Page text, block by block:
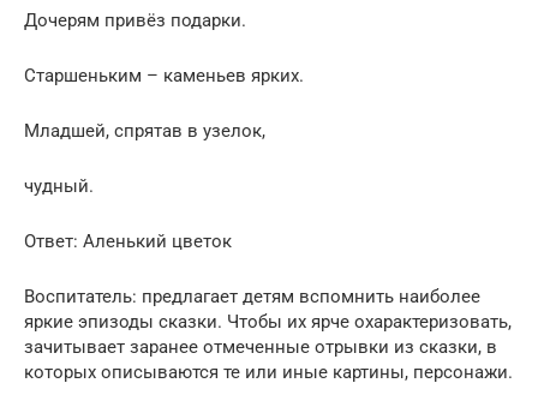
Дочерям привёз подарки.
Старшеньким – каменьев ярких.
Младшей, спрятав в узелок,
чудный.
Ответ: Аленький цветок
Воспитатель: предлагает детям вспомнить наиболее
яркие эпизоды сказки. Чтобы их ярче охарактеризовать,
зачитывает заранее отмеченные отрывки из сказки, в
которых описываются те или иные картины, персонажи.